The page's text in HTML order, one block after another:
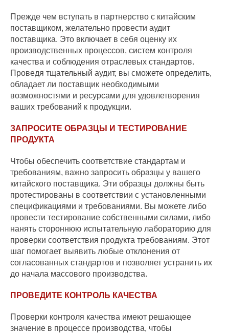
Прежде чем вступать в партнерство с китайским
поставщиком, желательно провести аудит
поставщика. Это включает в себя оценку их
производственных процессов, систем контроля
качества и соблюдения отраслевых стандартов.
Проведя тщательный аудит, вы сможете определить,
обладает ли поставщик необходимыми
возможностями и ресурсами для удовлетворения
ваших требований к продукции.
ЗАПРОСИТЕ ОБРАЗЦЫ И ТЕСТИРОВАНИЕ
ПРОДУКТА
Чтобы обеспечить соответствие стандартам и
требованиям, важно запросить образцы у вашего
китайского поставщика. Эти образцы должны быть
протестированы в соответствии с установленными
спецификациями и требованиями. Вы можете либо
провести тестирование собственными силами, либо
нанять стороннюю испытательную лабораторию для
проверки соответствия продукта требованиям. Этот
шаг помогает выявить любые отклонения от
согласованных стандартов и позволяет устранить их
до начала массового производства.
ПРОВЕДИТЕ КОНТРОЛЬ КАЧЕСТВА
Проверки контроля качества имеют решающее
значение в процессе производства, чтобы